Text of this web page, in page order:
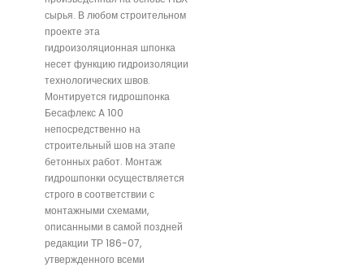
сырья. В любом строительном
проекте эта
гидроизоляционная шпонка
несет функцию гидроизоляции
технологических швов.
Монтируется гидрошпонка
Бесафлекс A 100
непосредственно на
строительный шов на этапе
бетонных работ. Монтаж
гидрошпонки осуществляется
строго в соответствии с
монтажными схемами,
описанными в самой поздней
редакции ТР 186-07,
утвержденного всеми